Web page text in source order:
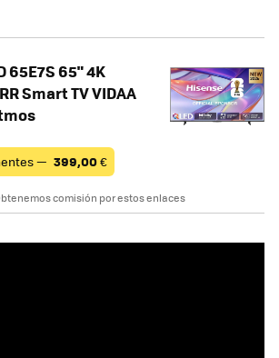
65E7S 65" 4K
Smart TV VIDAA
— 399,00€
comisión por estos enlaces